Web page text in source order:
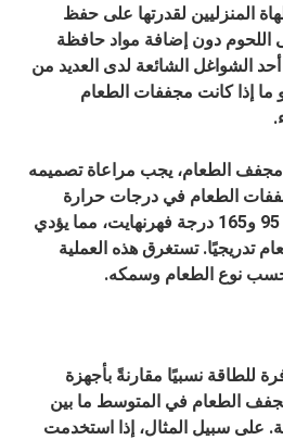
المنزليين لقدرتها على حفظ
اللحوم دون إضافة مواد حافظة
الشواغل الشائعة لدى العديد من
ما إذا كانت مجففات الطعام
مجفف الطعام، يجب مراعاة تصميمه
الطعام في درجات حرارة
منخفضة، تتراوح عادةً بين 95 و165 درجة فهرنهايت، مما يؤدي
تدريجيًا. تستغرق هذه العملية
نوع الطعام وسمكه.
للطاقة نسبيًا مقارنةً بأجهزة
الطعام في المتوسط ​​ما بين
على سبيل المثال، إذا استخدمت